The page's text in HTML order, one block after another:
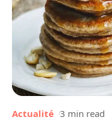
Actualité 3 min read